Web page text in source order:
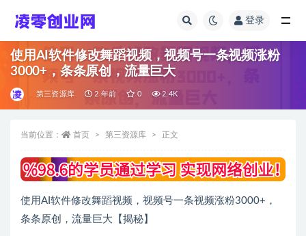
登录
使用AI软件修改舞蹈视频，视频号一条视频涨粉
3000+，条条原创，流量巨大
第三资源库 2 年前 0 2.4K
当前位置： 首页 第三资源库 正文
使用AI软件修改舞蹈视频，视频号一条视频涨粉3000+，
条条原创，流量巨大【揭秘】